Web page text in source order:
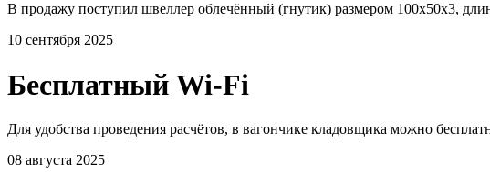
В продажу поступил швеллер облечённый (гнутик) размером 100х50х3,
10 сентября 2025
Бесплатный Wi-Fi
Для удобства проведения расчётов, в вагончике кладовщика можно
08 августа 2025